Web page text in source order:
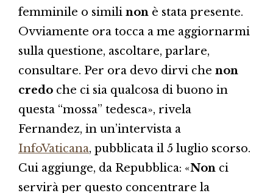
femminile o simili non è stata presente.
Ovviamente ora tocca a me aggiornarmi
sulla questione, ascoltare, parlare,
consultare. Per ora devo dirvi che non
credo che ci sia qualcosa di buono in
questa “mossa” tedesca», rivela
Fernandez, in un’intervista a
InfoVaticana, pubblicata il 5 luglio scorso.
Cui aggiunge, da Repubblica: «Non ci
servirà per questo concentrare la